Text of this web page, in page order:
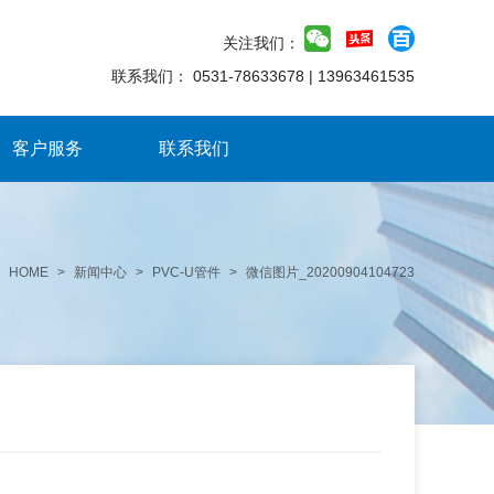
关注我们：
联系我们：
0531-78633678 | 13963461535
客户服务 联系我们
HOME > 新闻中心 > PVC-U管件 > 微信图片_20200904104723